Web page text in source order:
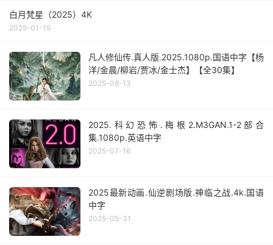
白月梵星（2025）4K
2025-01-19
凡人修仙传.真人版.2025.1080p.国语中字【杨
洋/金晨/柳岩/贾冰/金士杰】【全30集】
2025-08-13
2025.科幻恐怖.梅根2.M3GAN.1-2部合
集.1080p.英语中字
2025-07-16
2025最新动画.仙逆剧场版.神临之战.4k.国语
中字
2025-05-31